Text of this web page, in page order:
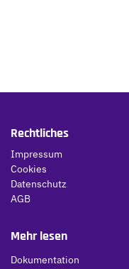
Rechtliches
Impressum
Cookies
Datenschutz
AGB
Mehr lesen
Dokumentation